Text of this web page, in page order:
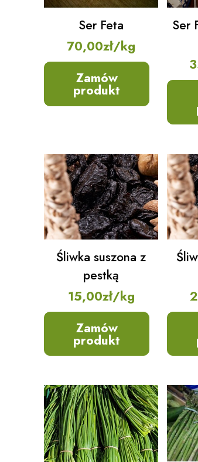
Ser Feta
70,00zł/kg
Zamów
produkt
Ser
Śliwka suszona z
pestką
15,00zł/kg
Zamów
produkt